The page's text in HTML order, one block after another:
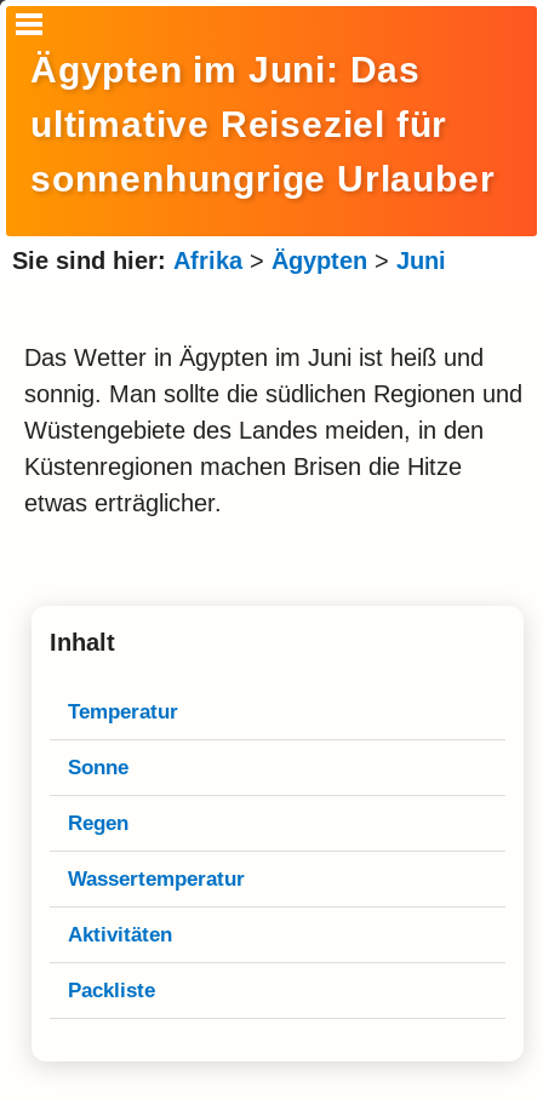
Startseite
Amerika
Asien
Ozeanien
Arktis
Reisemonat
Ägypten im Juni: Das
ultimative Reiseziel für
sonnenhungrige Urlauber
Sie sind hier: Afrika> Ägypten > Juni
Das Wetter in Ägypten im Juni ist heiß und
sonnig. Man sollte die südlichen Regionen und
Wüstengebiete des Landes meiden, in den
Küstenregionen machen Brisen die Hitze
etwas erträglicher.
Inhalt
Temperatur
Sonne
Regen
Wassertemperatur
Aktivitäten
Packliste